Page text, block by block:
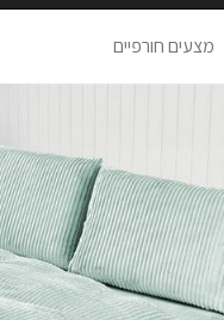
מצעים חורפיים